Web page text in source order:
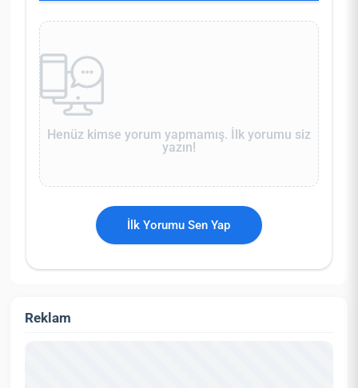
Henüz kimse yorum yapmamış. İlk yorumu siz
yazın!
İlk Yorumu Sen Yap
Reklam